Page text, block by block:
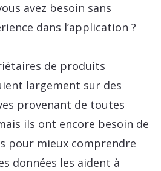
avez besoin sans
dans l’application ?
de produits
largement sur des
provenant de toutes
ils ont encore besoin de
pour mieux comprendre
données les aident à